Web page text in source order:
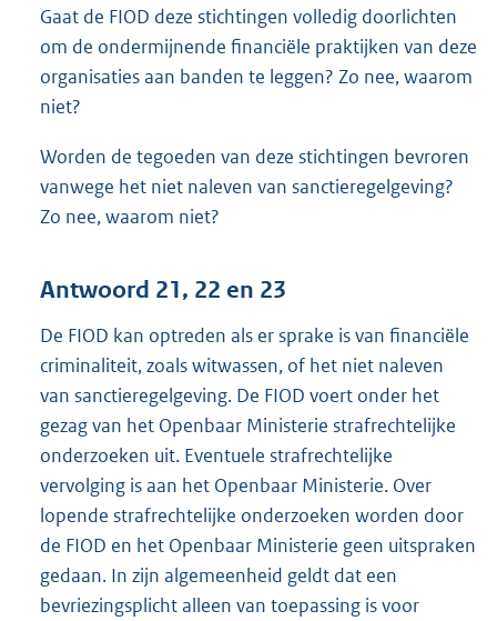
Gaat de FIOD deze stichtingen volledig doorlichten
om de ondermijnende financiële praktijken van deze
organisaties aan banden te leggen? Zo nee, waarom
niet?
Worden de tegoeden van deze stichtingen bevroren
vanwege het niet naleven van sanctieregelgeving?
Zo nee, waarom niet?
Antwoord 21, 22 en 23
De FIOD kan optreden als er sprake is van financiële
criminaliteit, zoals witwassen, of het niet naleven
van sanctieregelgeving. De FIOD voert onder het
gezag van het Openbaar Ministerie strafrechtelijke
onderzoeken uit. Eventuele strafrechtelijke
vervolging is aan het Openbaar Ministerie. Over
lopende strafrechtelijke onderzoeken worden door
de FIOD en het Openbaar Ministerie geen uitspraken
gedaan. In zijn algemeenheid geldt dat een
bevriezingsplicht alleen van toepassing is voor